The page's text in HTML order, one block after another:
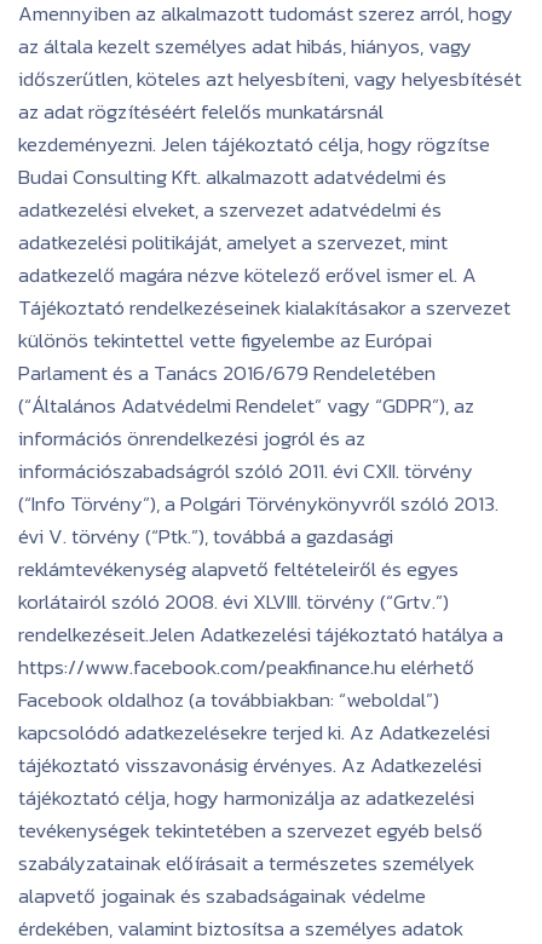
Amennyiben az alkalmazott tudomást szerez arról, hogy
az általa kezelt személyes adat hibás, hiányos, vagy
időszerűtlen, köteles azt helyesbíteni, vagy helyesbítését
az adat rögzítéséért felelős munkatársnál
kezdeményezni. Jelen tájékoztató célja, hogy rögzítse
Budai Consulting Kft. alkalmazott adatvédelmi és
adatkezelési elveket, a szervezet adatvédelmi és
adatkezelési politikáját, amelyet a szervezet, mint
adatkezelő magára nézve kötelező erővel ismer el. A
Tájékoztató rendelkezéseinek kialakításakor a szervezet
különös tekintettel vette figyelembe az Európai
Parlament és a Tanács 2016/679 Rendeletében
(“Általános Adatvédelmi Rendelet” vagy “GDPR”), az
információs önrendelkezési jogról és az
információszabadságról szóló 2011. évi CXII. törvény
(“Info Törvény”), a Polgári Törvénykönyvről szóló 2013.
évi V. törvény (“Ptk.”), továbbá a gazdasági
reklámtevékenység alapvető feltételeiről és egyes
korlátairól szóló 2008. évi XLVIII. törvény (“Grtv.”)
rendelkezéseit.Jelen Adatkezelési tájékoztató hatálya a
https://www.facebook.com/peakfinance.hu elérhető
Facebook oldalhoz (a továbbiakban: “weboldal”)
kapcsolódó adatkezelésekre terjed ki. Az Adatkezelési
tájékoztató visszavonásig érvényes. Az Adatkezelési
tájékoztató célja, hogy harmonizálja az adatkezelési
tevékenységek tekintetében a szervezet egyéb belső
szabályzatainak előírásait a természetes személyek
alapvető jogainak és szabadságainak védelme
érdekében, valamint biztosítsa a személyes adatok